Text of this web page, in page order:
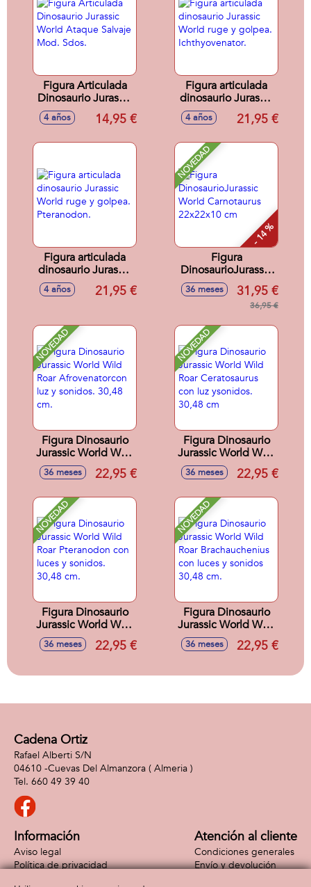
Figura Articulada
Dinosaurio Jurassic
World Ataque
Salvaje Mod. Sdos.
4 años 14,95 €
Figura articulada
dinosaurio Jurassic
World ruge y
golpea.
4 años 21,95 €
Figura articulada
dinosaurio Jurassic
World ruge y
golpea.
4 años 21,95 €
NOVEDAD
- 14 %
Figura
DinosaurioJurassic
World Carnotaurus
22x22x10 cm
36 meses 31,95 €
36,95 €
NOVEDAD
Figura Dinosaurio
Jurassic World Wild
Roar
Afrovenatorcon luz
cm.
36 meses 22,95 €
NOVEDAD
Figura Dinosaurio
Jurassic World Wild
Roar Ceratosaurus
con luz ysonidos.
36 meses 22,95 €
NOVEDAD
Figura Dinosaurio
Jurassic World Wild
Roar Pteranodon
con luces y
36 meses 22,95 €
NOVEDAD
Figura Dinosaurio
Jurassic World Wild
Roar
Brachauchenius
30,48 cm.
36 meses 22,95 €
Cadena Ortiz
Rafael Alberti S/N
04610 -Cuevas Del Almanzora ( Almeria )
660 49 39 40
Información
Aviso legal
Política de privacidad
Atención al cliente
Condiciones generales
Envío y devolución